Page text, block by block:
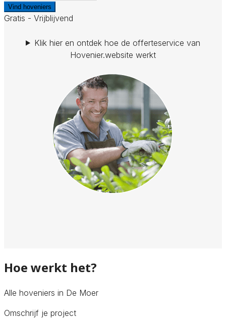
Vind hoveniers
Gratis - Vrijblijvend
Klik hier en ontdek hoe de offerteservice van
Hovenier.website werkt
Hoe werkt het?
Alle hoveniers in De Moer
Omschrijf je project